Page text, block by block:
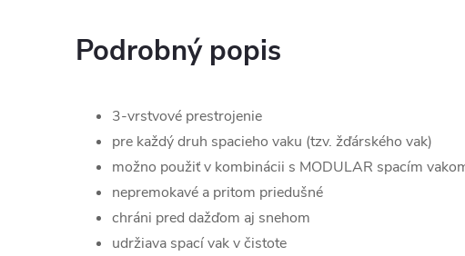
Podrobný popis
3-vrstvové prestrojenie
pre každý druh spacieho vaku (tzv. žďárského vak)
možno použiť v kombinácii s MODULAR spacím
nepremokavé a pritom priedušné
chráni pred dažďom aj snehom
udržiava spací vak v čistote